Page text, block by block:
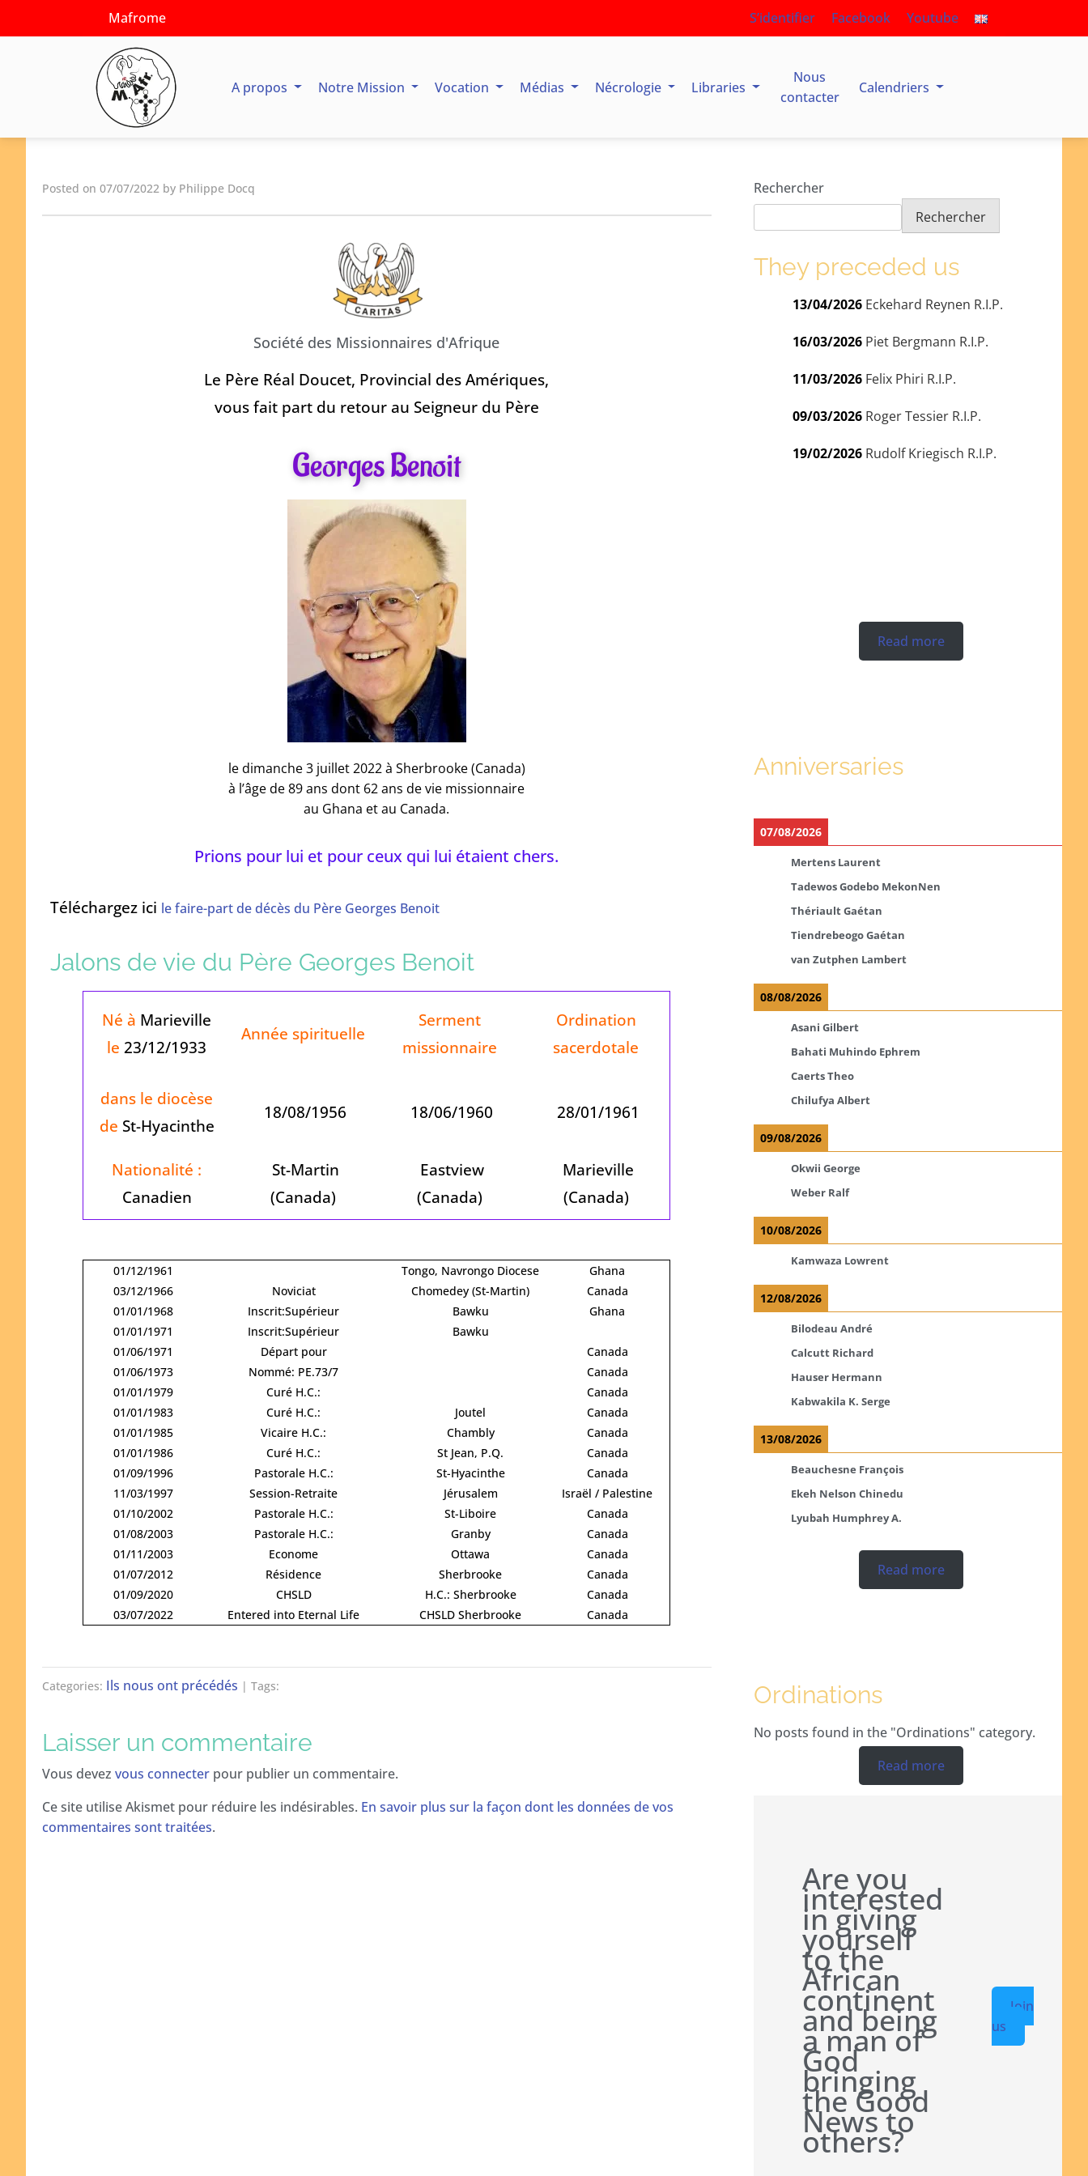
Mafrome S’identifier Facebook Youtube
A propos Notre Mission Vocation Médias Nécrologie Libraries
Nous
contacter
Calendriers
Posted on 07/07/2022 by Philippe Docq
Société des Missionnaires d'Afrique
Le Père Réal Doucet, Provincial des Amériques,
vous fait part du retour au Seigneur du Père
Georges Benoit
le dimanche 3 juillet 2022 à Sherbrooke (Canada)
à l’âge de 89 ans dont 62 ans de vie missionnaire
au Ghana et au Canada.
Prions pour lui et pour ceux qui lui étaient chers.
Téléchargez ici le faire-part de décès du Père Georges Benoit
Jalons de vie du Père Georges Benoit
Né à Marieville
le 23/12/1933
Année spirituelle
Serment
missionnaire
Ordination
sacerdotale
dans le diocèse
de St-Hyacinthe
18/08/1956 18/06/1960 28/01/1961
Nationalité :
Canadien
St-Martin
(Canada)
Eastview
(Canada)
Marieville
(Canada)
01/12/1961 Tongo, Navrongo Diocese
Ghana
03/12/1966
Noviciat Chomedey (St-Martin)
Canada
01/01/1968
Inscrit:Supérieur Bawku
Ghana
01/01/1971
Inscrit:Supérieur
Bawku
01/06/1971
Départ pour
Canada
01/06/1973
Nommé: PE.73/7
Canada
01/01/1979
Curé H.C.:
Canada
01/01/1983
Curé H.C.: Joutel
Canada
01/01/1985
Vicaire H.C.: Chambly
Canada
01/01/1986
Curé H.C.: St Jean, P.Q.
Canada
01/09/1996
Pastorale H.C.: St-Hyacinthe
Canada
11/03/1997
Session-Retraite Jérusalem
Israël / Palestine
01/10/2002
Pastorale H.C.: St-Liboire
Canada
01/08/2003
Pastorale H.C.: Granby
Canada
01/11/2003
Econome Ottawa
Canada
01/07/2012
Résidence Sherbrooke
Canada
01/09/2020
CHSLD H.C.: Sherbrooke
Canada
03/07/2022
Entered into Eternal Life CHSLD Sherbrooke Canada
Categories: Ils nous ont précédés | Tags:
Laisser un commentaire
Vous devez vous connecter pour publier un commentaire.
Ce site utilise Akismet pour réduire les indésirables. En savoir plus sur la façon dont les données de vos
commentaires sont traitées.
Rechercher
Rechercher
They preceded us
13/04/2026 Eckehard Reynen R.I.P.
16/03/2026 Piet Bergmann R.I.P.
11/03/2026 Felix Phiri R.I.P.
09/03/2026 Roger Tessier R.I.P.
19/02/2026 Rudolf Kriegisch R.I.P.
Read more
Anniversaries
07/08/2026
Mertens Laurent
Tadewos Godebo MekonNen
Thériault Gaétan
Tiendrebeogo Gaétan
van Zutphen Lambert
08/08/2026
Asani Gilbert
Bahati Muhindo Ephrem
Caerts Theo
Chilufya Albert
09/08/2026
Okwii George
Weber Ralf
10/08/2026
Kamwaza Lowrent
12/08/2026
Bilodeau André
Calcutt Richard
Hauser Hermann
Kabwakila K. Serge
13/08/2026
Beauchesne François
Ekeh Nelson Chinedu
Lyubah Humphrey A.
Read more
Ordinations
No posts found in the "Ordinations" category.
Read more
Are you
interested
in giving
yourself
to the
African
continent
and being
a man of
God
bringing
the Good
News to
others?
Join
us